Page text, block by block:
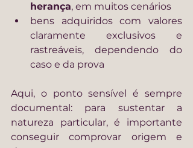
herança, em muitos cenários
bens adquiridos com valores
claramente exclusivos e
rastreáveis, dependendo do
caso e da prova
Aqui, o ponto sensível é sempre
documental: para sustentar a
natureza particular, é importante
conseguir comprovar origem e